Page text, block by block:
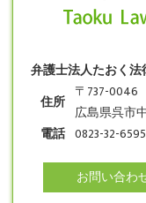
弁護士法人たおく法
住所
〒737-0046
広島県呉市
電話 0823-32-6595
お問い合わ